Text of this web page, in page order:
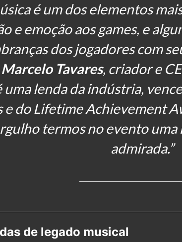
é um dos elementos
e emoção aos games, e
dos jogadores com
Marcelo Tavares, criador e
uma lenda da indústria,
e do Lifetime Achievement
termos no evento
admirada.”
de legado musical